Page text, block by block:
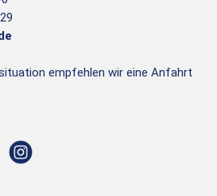
empfehlen wir eine Anfahrt